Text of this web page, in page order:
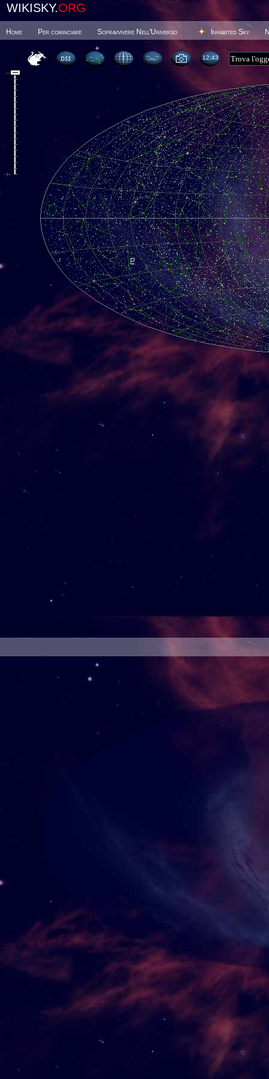
WIKISKY.ORG
Home Per cominciare Sopravvivere Nell'Universo Inhabited Sky
12 43